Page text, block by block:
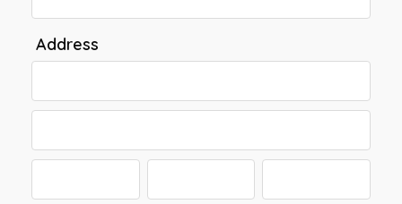
Address